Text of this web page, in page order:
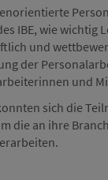
IBE, wie
und
der
und
sich die
die an ihre